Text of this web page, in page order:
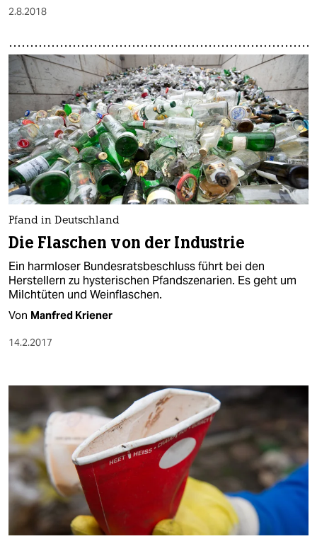
2.8.2018
Pfand in Deutschland
Die Flaschen von der Industrie
Ein harmloser Bundesratsbeschluss führt bei den
Herstellern zu hysterischen Pfandszenarien. Es geht um
Milchtüten und Weinflaschen.
Von Manfred Kriener
14.2.2017